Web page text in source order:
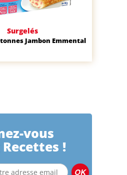
Surgelés
Jambon Emmental
vous
!